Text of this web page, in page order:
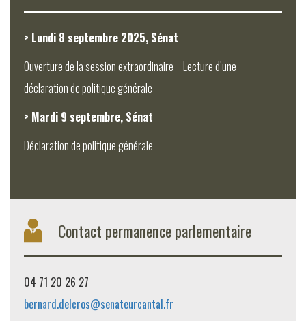
> Lundi 8 septembre 2025, Sénat
Ouverture de la session extraordinaire – Lecture d’une
déclaration de politique générale
> Mardi 9 septembre, Sénat
Déclaration de politique générale
Contact permanence parlementaire
04 71 20 26 27
bernard.delcros@senateurcantal.fr